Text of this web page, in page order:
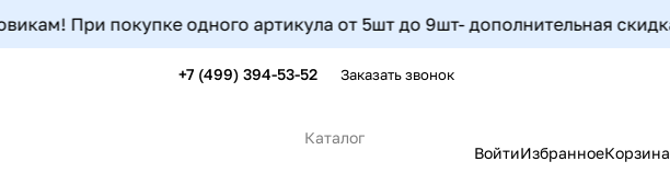
При покупке одного артикула от 5шт до 9шт- дополнительная скидка на
+7 (499) 394-53-52 Заказать звонок
Каталог
ВойтиИзбранноеКорзина